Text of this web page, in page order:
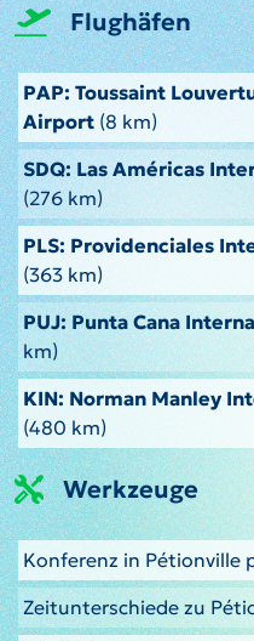
Flughäfen
PAP: Toussaint
Airport (8 km)
SDQ: Las Américas
(276 km)
PLS: Providenciales
(363 km)
PUJ: Punta Cana
km)
KIN: Norman Manley
(480 km)
Werkzeuge
Konferenz in Pétionville
Zeitunterschiede zu